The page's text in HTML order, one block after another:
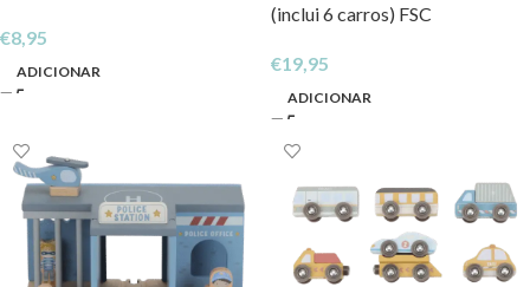
€8,95
ADICIONAR
(inclui 6 carros) FSC
€19,95
ADICIONAR